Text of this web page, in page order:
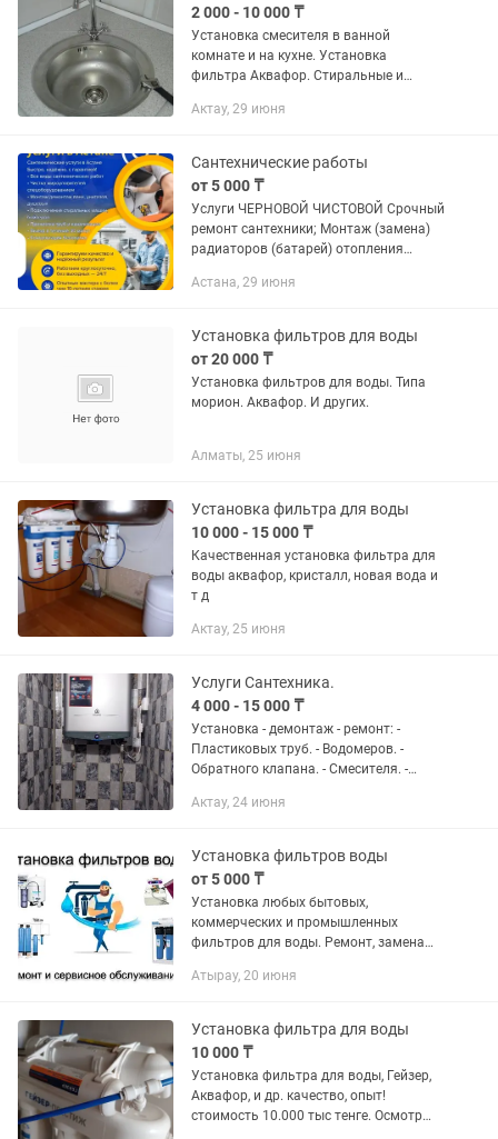
2 000 - 10 000 ₸
Установка смесителя в ванной
комнате и на кухне. Установка
фильтра Аквафор. Стиральные и
и мелочи. Стоимость зависит от
Актау, 29 июня
Сантехнические работы
от 5 000 ₸
Услуги ЧЕРНОВОЙ ЧИСТОВОЙ Срочный
ремонт сантехники; Монтаж (замена)
радиаторов (батарей) отопления
холодного водоснабжения внутри
Астана, 29 июня
Установка фильтров для воды
от 20 000 ₸
Установка фильтров для воды. Типа
морион. Аквафор. И других.
Алматы, 25 июня
Установка фильтра для воды
10 000 - 15 000 ₸
Качественная установка фильтра для
воды аквафор, кристалл, новая вода и
т д
Актау, 25 июня
Услуги Сантехника.
4 000 - 15 000 ₸
Установка - демонтаж - ремонт: -
Пластиковых труб. - Водомеров. -
Обратного клапана. - Смесителя. -
отопления(батареи). - Ванны - Душевой
Актау, 24 июня
Установка фильтров воды
от 5 000 ₸
Установка любых бытовых,
коммерческих и промышленных
фильтров для воды. Ремонт, замена
гарантия. В наличии запчасти и
Официальный...
Атырау, 20 июня
Установка фильтра для воды
10 000 ₸
Установка фильтра для воды, Гейзер,
Аквафор, и др. качество, опыт!
стоимость 10.000 тыс тенге. Осмотр